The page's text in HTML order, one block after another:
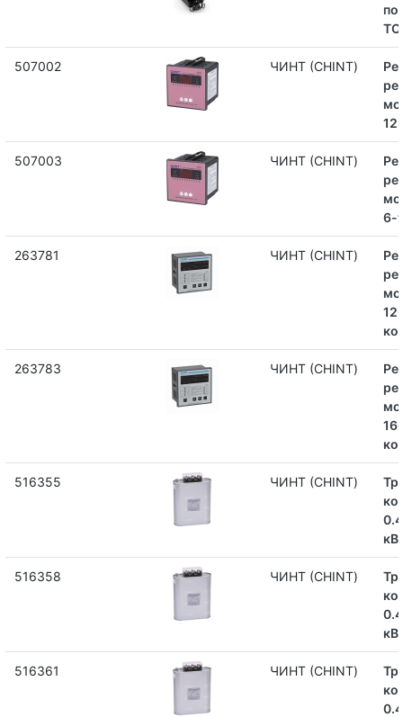
507002 ЧИНТ (CHINT)
507003 ЧИНТ (CHINT)
6-
263781 ЧИНТ (CHINT)
263783 ЧИНТ (CHINT)
516355 ЧИНТ (CHINT)
516358 ЧИНТ (CHINT)
516361 ЧИНТ (CHINT)